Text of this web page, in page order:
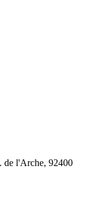
de l'Arche, 92400